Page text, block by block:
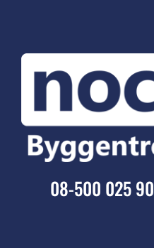
08-500 025 90